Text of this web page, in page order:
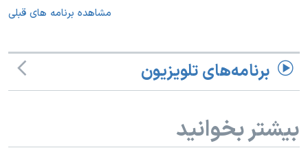
مشاهده برنامه های قبلی
برنامه‌های تلویزیون
بیشتر بخوانید